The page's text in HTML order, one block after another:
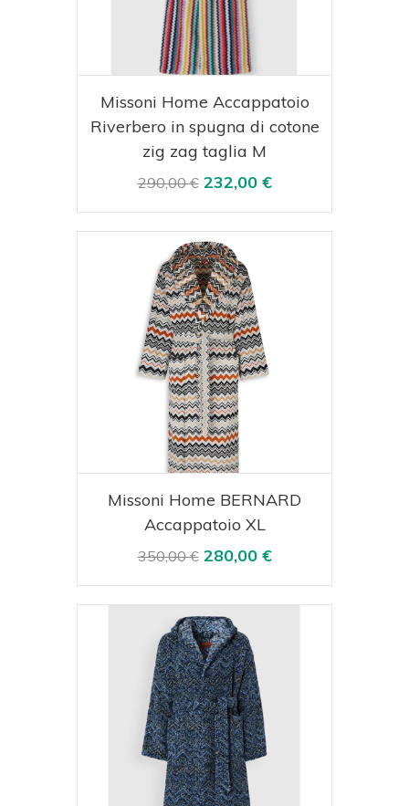
Acquista Visualizza
Missoni Home Accappatoio
Riverbero in spugna di cotone
zig zag taglia M
290,00 € 232,00 €
Acquista Visualizza
Missoni Home BERNARD
Accappatoio XL
350,00 € 280,00 €